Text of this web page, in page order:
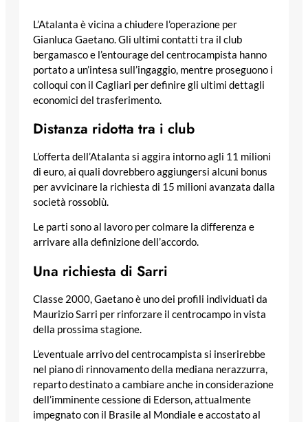
L’Atalanta è vicina a chiudere l’operazione per
Gianluca Gaetano. Gli ultimi contatti tra il club
bergamasco e l’entourage del centrocampista hanno
portato a un’intesa sull’ingaggio, mentre proseguono i
colloqui con il Cagliari per definire gli ultimi dettagli
economici del trasferimento.
Distanza ridotta tra i club
L’offerta dell’Atalanta si aggira intorno agli 11 milioni
di euro, ai quali dovrebbero aggiungersi alcuni bonus
per avvicinare la richiesta di 15 milioni avanzata dalla
società rossoblù.
Le parti sono al lavoro per colmare la differenza e
arrivare alla definizione dell’accordo.
Una richiesta di Sarri
Classe 2000, Gaetano è uno dei profili individuati da
Maurizio Sarri per rinforzare il centrocampo in vista
della prossima stagione.
L’eventuale arrivo del centrocampista si inserirebbe
nel piano di rinnovamento della mediana nerazzurra,
reparto destinato a cambiare anche in considerazione
dell’imminente cessione di Ederson, attualmente
impegnato con il Brasile al Mondiale e accostato al